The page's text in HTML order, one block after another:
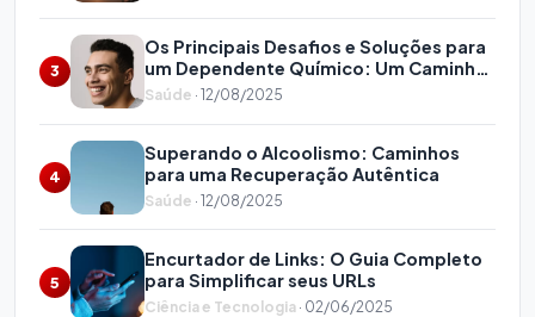
3
Os Principais Desafios e Soluções para
um Dependente Químico: Um Caminho
para a Recuperação
Saúde · 12/08/2025
4
Superando o Alcoolismo: Caminhos
para uma Recuperação Autêntica
Saúde · 12/08/2025
5
Encurtador de Links: O Guia Completo
para Simplificar seus URLs
Ciência e Tecnologia · 02/06/2025